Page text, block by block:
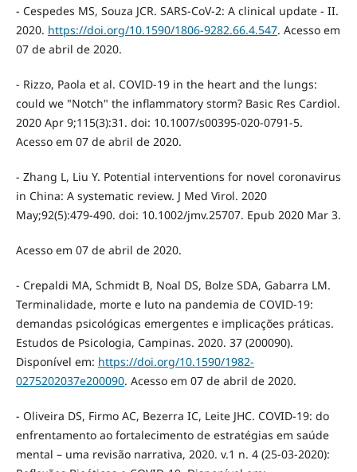
- Cespedes MS, Souza JCR. SARS-CoV-2: A clinical update - II.
2020. https://doi.org/10.1590/1806-9282.66.4.547. Acesso em
07 de abril de 2020.
- Rizzo, Paola et al. COVID-19 in the heart and the lungs:
could we "Notch" the inflammatory storm? Basic Res Cardiol.
2020 Apr 9;115(3):31. doi: 10.1007/s00395-020-0791-5.
Acesso em 07 de abril de 2020.
- Zhang L, Liu Y. Potential interventions for novel coronavirus
in China: A systematic review. J Med Virol. 2020
May;92(5):479-490. doi: 10.1002/jmv.25707. Epub 2020 Mar 3.
Acesso em 07 de abril de 2020.
- Crepaldi MA, Schmidt B, Noal DS, Bolze SDA, Gabarra LM.
Terminalidade, morte e luto na pandemia de COVID-19:
demandas psicológicas emergentes e implicações práticas.
Estudos de Psicologia, Campinas. 2020. 37 (200090).
Disponível em: https://doi.org/10.1590/1982-
0275202037e200090. Acesso em 07 de abril de 2020.
- Oliveira DS, Firmo AC, Bezerra IC, Leite JHC. COVID-19: do
enfrentamento ao fortalecimento de estratégias em saúde
mental – uma revisão narrativa, 2020. v.1 n. 4 (25-03-2020):